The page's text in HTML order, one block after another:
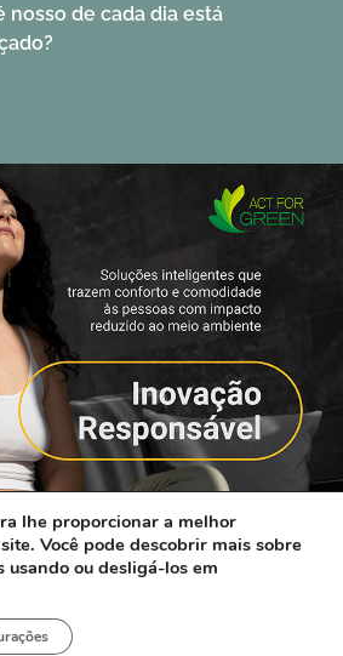
nosso de cada dia está
lhe proporcionar a melhor
Você pode descobrir mais sobre
usando ou desligá-los em